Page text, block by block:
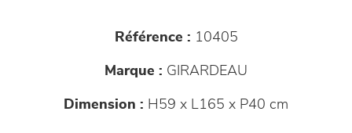
Référence : 10405
Marque : GIRARDEAU
Dimension : H59 x L165 x P40 cm